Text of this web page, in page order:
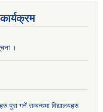
।
गर्ने सम्बन्धमा विद्यालयहरु